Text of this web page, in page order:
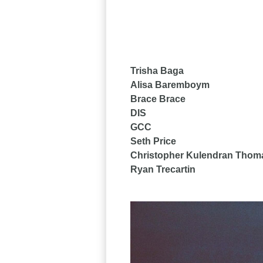
Trisha Baga
Alisa Baremboym
Brace Brace
DIS
GCC
Seth Price
Christopher Kulendran
Ryan Trecartin